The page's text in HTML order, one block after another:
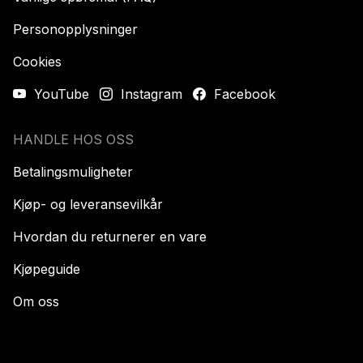
Personopplysninger
Cookies
YouTube
Instagram Facebook
HANDLE HOS OSS
Betalingsmuligheter
Kjøp- og leveransevilkår
Hvordan du returnerer en vare
Kjøpeguide
Om oss